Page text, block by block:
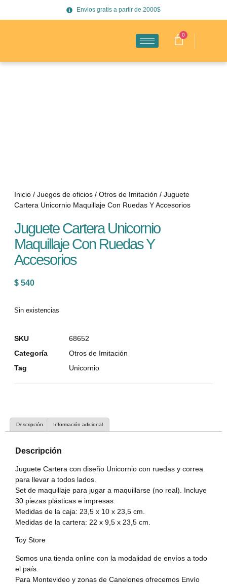
Envios gratis a partir de 2000$
0
Inicio / Juegos de oficios / Otros de Imitación / Juguete
Cartera Unicornio Maquillaje Con Ruedas Y Accesorios
Juguete Cartera Unicornio
Maquillaje Con Ruedas Y
Accesorios
$ 540
Sin existencias
SKU
68652
Categoría
Otros de Imitación
Tag
Unicornio
Descripción Información adicional
Descripción
Juguete Cartera con diseño Unicornio con ruedas y correa
para llevar a todos lados.
Set de maquillaje para jugar a maquillarse (no real). Incluye
30 piezas plásticas e impresas.
Medidas de la caja: 23,5 x 10 x 23,5 cm.
Medidas de la cartera: 22 x 9,5 x 23,5 cm.
Toy Store
Somos una tienda online con la modalidad de envíos a todo
el país.
Para Montevideo y zonas de Canelones ofrecemos Envío